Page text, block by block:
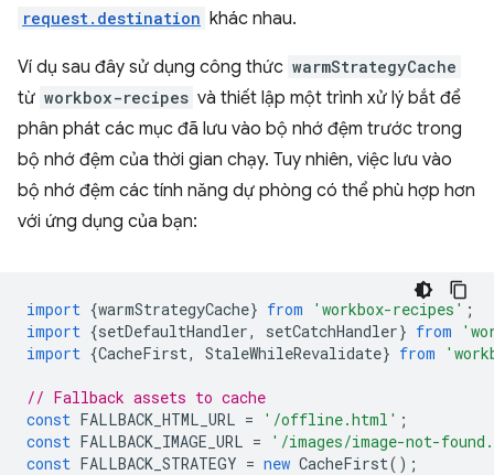
request.destination khác nhau.
Ví dụ sau đây sử dụng công thức warmStrategyCache
từ workbox-recipes và thiết lập một trình xử lý bắt để
phân phát các mục đã lưu vào bộ nhớ đệm trước trong
bộ nhớ đệm của thời gian chạy. Tuy nhiên, việc lưu vào
bộ nhớ đệm các tính năng dự phòng có thể phù hợp hơn
với ứng dụng của bạn:
import {warmStrategyCache} from 'workbox-recipes' ;
import {setDefaultHandler, setCatchHandler} from
import {CacheFirst, StaleWhileRevalidate} from
// Fallback assets to cache
const FALLBACK_HTML_URL = '/offline.html' ;
const FALLBACK_IMAGE_URL =
'/images/image-not-
const FALLBACK_STRATEGY = new CacheFirst();